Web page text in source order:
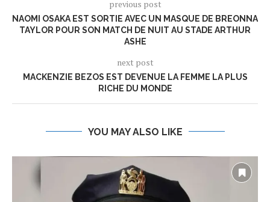
previous post
NAOMI OSAKA EST SORTIE AVEC UN MASQUE DE BREONNA
TAYLOR POUR SON MATCH DE NUIT AU STADE ARTHUR
ASHE
next post
MACKENZIE BEZOS EST DEVENUE LA FEMME LA PLUS
RICHE DU MONDE
YOU MAY ALSO LIKE